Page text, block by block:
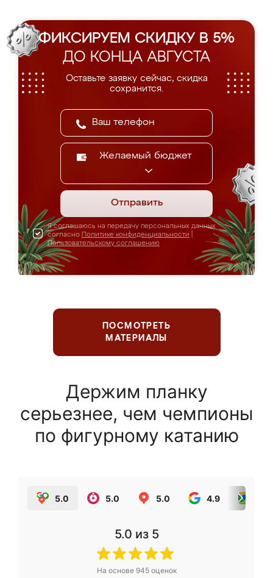
ФИКСИРУЕМ СКИДКУ В 5%
ДО КОНЦА АВГУСТА
Оставьте заявку сейчас, скидка
сохранится.
Желаемый бюджет
Отправить
Я соглашаюсь на передачу персональных данных
согласно Политике конфиденциальности
Пользовательскому соглашению
ПОСМОТРЕТЬ
МАТЕРИАЛЫ
Держим планку
серьезнее, чем чемпионы
по фигурному катанию
5.0 5.0 5.0 4.9
5.0 из 5
На основе 945оценок